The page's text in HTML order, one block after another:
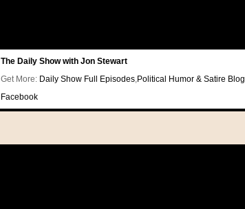
The Daily Show with Jon Stewart
Get More: Daily Show Full Episodes,Political Humor & Satire Blog
Facebook